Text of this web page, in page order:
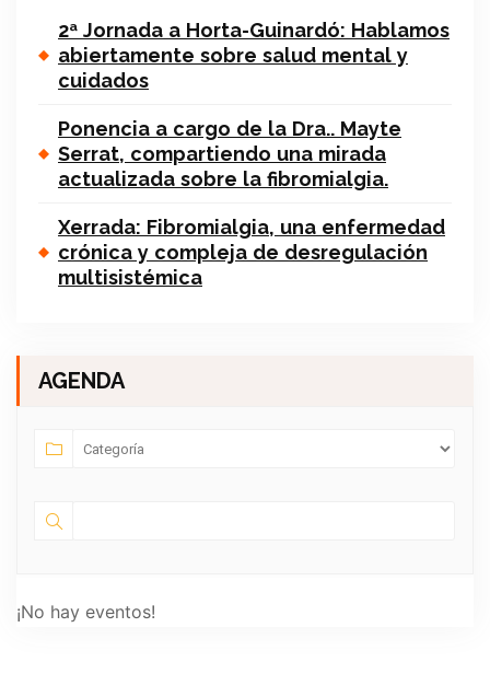
2ª Jornada a Horta-Guinardó: Hablamos
abiertamente sobre salud mental y
cuidados
Ponencia a cargo de la Dra.. Mayte
Serrat, compartiendo una mirada
actualizada sobre la fibromialgia.
Xerrada: Fibromialgia, una enfermedad
crónica y compleja de desregulación
multisistémica
AGENDA
¡No hay eventos!